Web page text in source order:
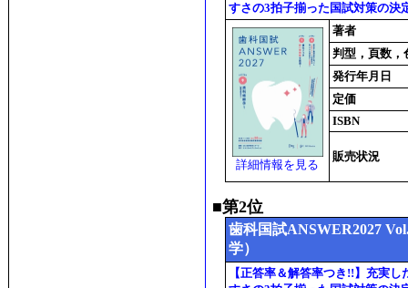
すさの3拍子揃った国試対策の決
詳細情報を見る
著者
判型，頁数，
発行年月日
定価
ISBN
販売状況
■第2位
歯科国試ANSWER2027
学）
【正答率＆解答率つき!!】充実